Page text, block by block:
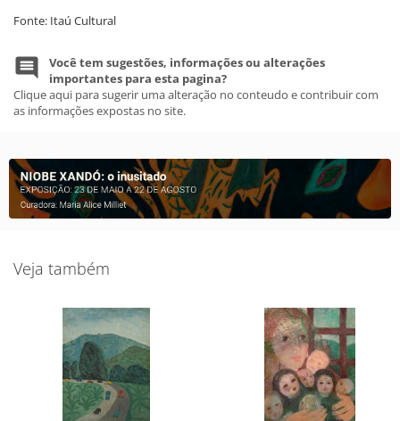
Fonte: Itaú Cultural
Você tem sugestões, informações ou alterações
importantes para esta pagina?
Clique aqui para sugerir uma alteração no conteudo e contribuir com
as informações expostas no site.
Veja também